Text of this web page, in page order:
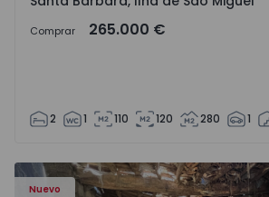
Comprar 265.000 €
2 1 110 120 280 1
Nuevo
Casa Vila Real, São Tomé do Castelo